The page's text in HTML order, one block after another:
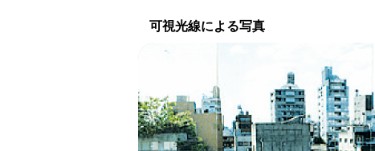
可視光線による写真